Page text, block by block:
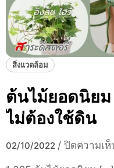
สิ่งแวดล้อม
ต้นไม้ยอดนิยม
ไม่ต้องใช้ดิน
02/10/2022 / ปิดความเห็